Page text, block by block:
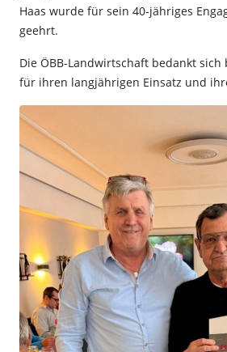
Haas wurde für sein 40-jähriges
geehrt.
Die ÖBB-Landwirtschaft bedankt sich
für ihren langjährigen Einsatz und